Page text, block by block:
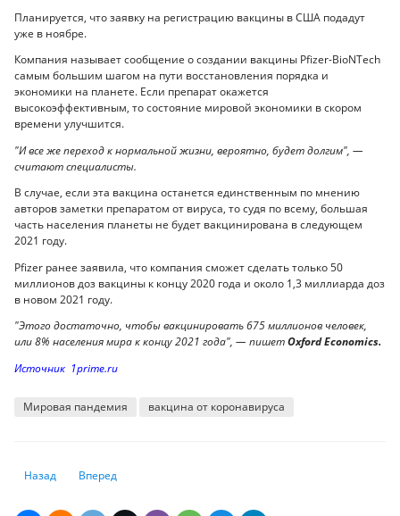
Планируется, что заявку на регистрацию вакцины в США подадут
уже в ноябре.
Компания называет сообщение о создании вакцины Pfizer-BioNTech
самым большим шагом на пути восстановления порядка и
экономики на планете. Если препарат окажется
высокоэффективным, то состояние мировой экономики в скором
времени улучшится.
"И все же переход к нормальной жизни, вероятно, будет долгим", —
считают специалисты.
В случае, если эта вакцина останется единственным по мнению
авторов заметки препаратом от вируса, то судя по всему, большая
часть населения планеты не будет вакцинирована в следующем
2021 году.
Pfizer ранее заявила, что компания сможет сделать только 50
миллионов доз вакцины к концу 2020 года и около 1,3 миллиарда доз
в новом 2021 году.
"Этого достаточно, чтобы вакцинировать 675 миллионов человек,
или 8% населения мира к концу 2021 года", — пишетOxford Economics.
Источник 1prime.ru
Мировая пандемия вакцина от коронавируса
Предыдущий: Швеция признала провал в борьбе с коронавирусом
Назад Следующий: Сколько стоит «переобуть» машину
Вперед